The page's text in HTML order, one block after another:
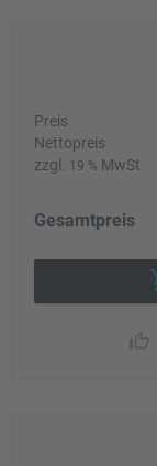
Preis
Nettopreis
zzgl.
19 % MwSt
Gesamtpreis